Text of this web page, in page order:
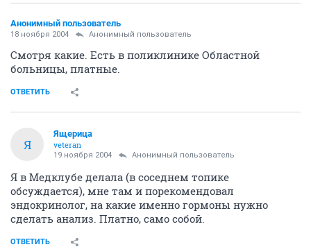
Анонимный пользователь
18 ноября 2004 Анонимный пользователь
Смотря какие. Есть в поликлинике Областной
больницы, платные.
ОТВЕТИТЬ
Я
Ящерица
veteran
19 ноября 2004 Анонимный пользователь
Я в Медклубе делала (в соседнем топике
обсуждается), мне там и порекомендовал
эндокринолог, на какие именно гормоны нужно
сделать анализ. Платно, само собой.
ОТВЕТИТЬ